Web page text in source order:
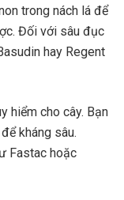
trong nách lá để
Đối với sâu đục
hay Regent
hiểm cho cây. Bạn
kháng sâu.
Fastac hoặc